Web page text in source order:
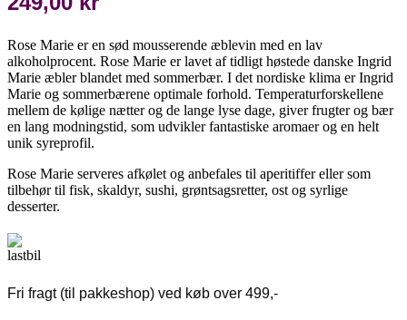
Rose Marie er en sød mousserende æblevin med en lav
alkoholprocent. Rose Marie er lavet af tidligt høstede danske Ingrid
Marie æbler blandet med sommerbær. I det nordiske klima er Ingrid
Marie og sommerbærene optimale forhold. Temperaturforskellene
mellem de kølige nætter og de lange lyse dage, giver frugter og bær
en lang modningstid, som udvikler fantastiske aromaer og en helt
unik syreprofil.
Rose Marie serveres afkølet og anbefales til aperitiffer eller som
tilbehør til fisk, skaldyr, sushi, grøntsagsretter, ost og syrlige
desserter.
Fri fragt (til pakkeshop) ved køb over 499,-